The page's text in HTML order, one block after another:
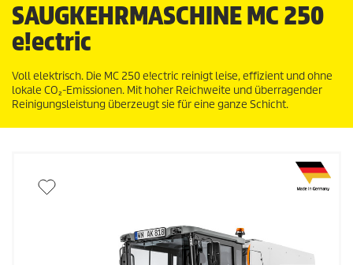
SAUGKEHRMASCHINEMC 250
e!ectric
Voll elektrisch. Die MC 250 e!ectric reinigt leise, effizient und ohne
lokale CO₂-Emissionen. Mit hoher Reichweite und überragender
Reinigungsleistung überzeugt sie für eine ganze Schicht.